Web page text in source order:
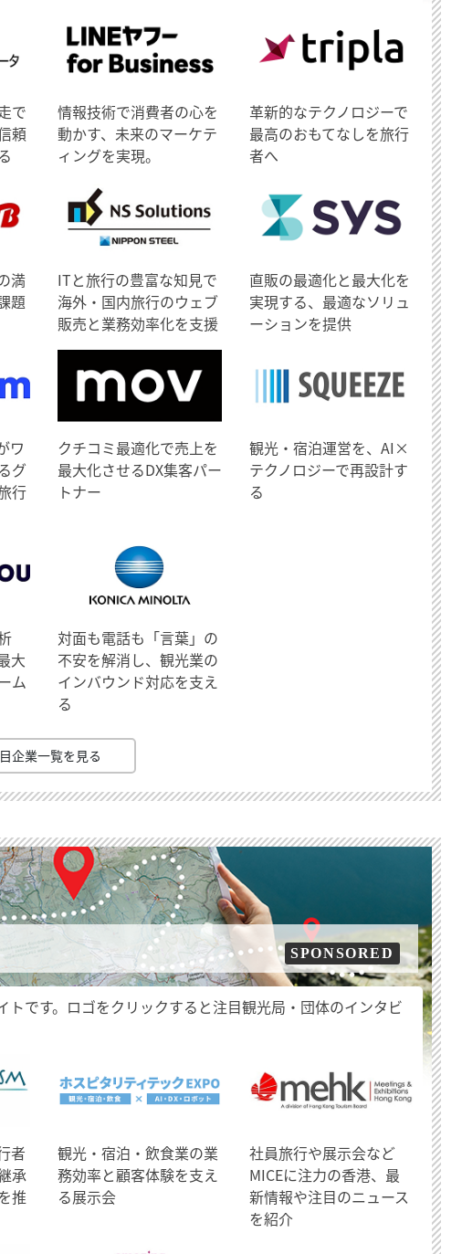
で
頼
情報技術で消費者の心を
動かす、未来のマーケテ
ィングを実現。
革新的なテクノロジーで
最高のおもてなしを旅行
者へ
満
題
ITと旅行の豊富な知見で
海外・国内旅行のウェブ
販売と業務効率化を支援
直販の最適化と最大化を
実現する、最適なソリュ
ーションを提供
ワ
グ
行
クチコミ最適化で売上を
最大化させるDX集客パー
トナー
観光・宿泊運営を、AI×
テクノロジーで再設計す
る
大
ム
対面も電話も「言葉」の
不安を解消し、観光業の
インバウンド対応を支え
る
企業一覧を見る
SPONSORED
です。ロゴをクリックすると注目観光局・団体のインタビ
者
承
推
観光・宿泊・飲食業の業
務効率と顧客体験を支え
る展示会
社員旅行や展示会など
MICEに注力の香港、最
新情報や注目のニュース
を紹介